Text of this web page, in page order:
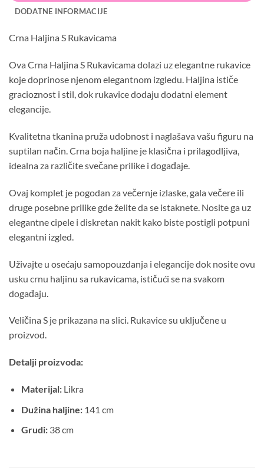
DODATNE INFORMACIJE
Crna Haljina S Rukavicama
Ova Crna Haljina S Rukavicama dolazi uz elegantne rukavice
koje doprinose njenom elegantnom izgledu. Haljina ističe
gracioznost i stil, dok rukavice dodaju dodatni element
elegancije.
Kvalitetna tkanina pruža udobnost i naglašava vašu figuru na
suptilan način. Crna boja haljine je klasična i prilagodljiva,
idealna za različite svečane prilike i događaje.
Ovaj komplet je pogodan za večernje izlaske, gala večere ili
druge posebne prilike gde želite da se istaknete. Nosite ga uz
elegantne cipele i diskretan nakit kako biste postigli potpuni
elegantni izgled.
Uživajte u osećaju samopouzdanja i elegancije dok nosite ovu
usku crnu haljinu sa rukavicama, ističući se na svakom
događaju.
Veličina S je prikazana na slici. Rukavice su uključene u
proizvod.
Detalji proizvoda:
Materijal:Likra
Dužina haljine:141 cm
Grudi:38 cm